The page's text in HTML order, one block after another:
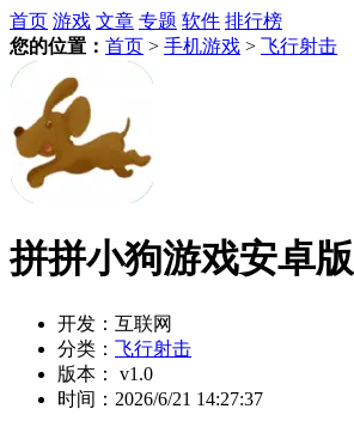
首页 游戏 文章 专题 软件 排行榜
您的位置： 首页 > 手机游戏 > 飞行射击
拼拼小狗游戏安卓版
开发： 互联网
分类： 飞行射击
版本：
v1.0
时间： 2026/6/21 14:27:37